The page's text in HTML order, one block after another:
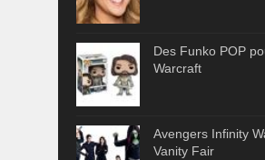
Des Funko POP
Warcraft
Avengers Infinity
Vanity Fair